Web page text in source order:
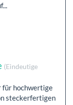
(Eindeutige
für hochwertige
steckerfertigen